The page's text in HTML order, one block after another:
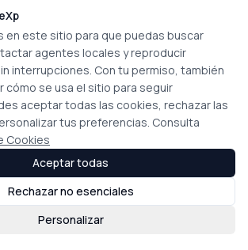
en este sitio para que puedas buscar
agentes locales y reproducir
interrupciones. Con tu permiso, también
cómo se usa el sitio para seguir
aceptar todas las cookies, rechazar las
tus preferencias. Consulta
Cookies
Personalizar
Rechazar no esenciales
Aceptar todas